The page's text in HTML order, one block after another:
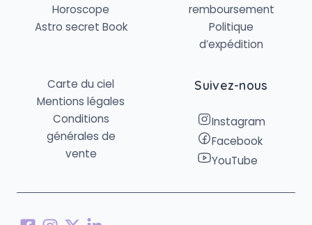
Horoscope
Astro secret Book
remboursement
Politique
d’expédition
Carte du ciel
Mentions légales
Conditions
générales de
vente
Suivez-nous
Instagram
Facebook
YouTube